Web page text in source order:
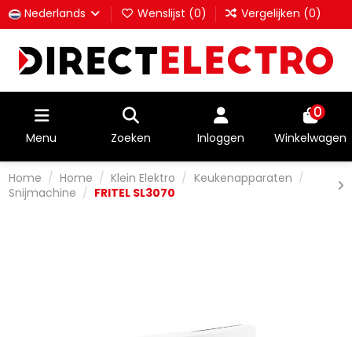
Nederlands Wenslijst (0) Vergelijken (0)
Menu Zoeken Inloggen
0
Winkelwagen
Home Home Klein Elektro
Keukenapparaten
Snijmachine
FRITEL SL3070